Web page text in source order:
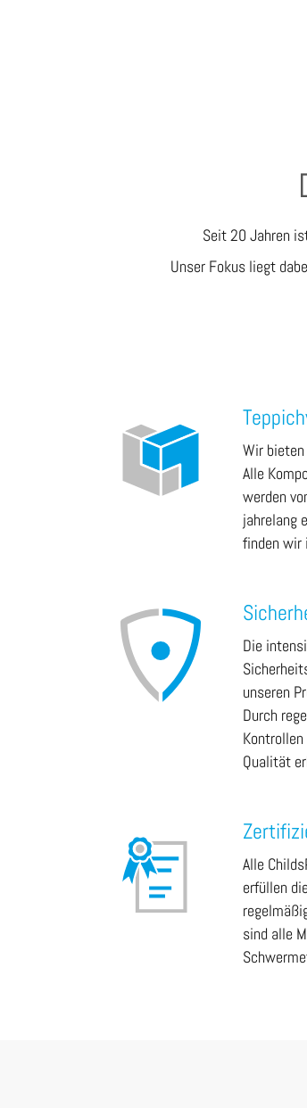
Seit 20 Jahren
Unser Fokus liegt
Wir
Alle
werden
jahrelang
finden wir
Die
unseren
Durch
Qualität
Alle
erfüllen
sind alle